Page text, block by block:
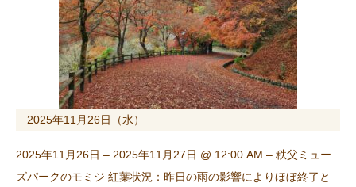
2025年11月26日（水）
2025年11月26日 – 2025年11月27日 @ 12:00 AM – 秩父ミュー
ズパークのモミジ 紅葉状況：昨日の雨の影響によりほぼ終了と